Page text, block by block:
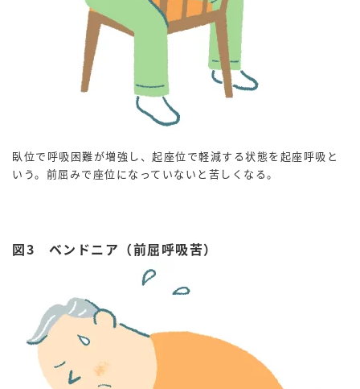
臥位で呼吸困難が増強し、起座位で軽減する状態を起座呼吸と
いう。前屈みで座位になっていないと苦しくなる。
図3 ベンドニア（前屈呼吸苦）